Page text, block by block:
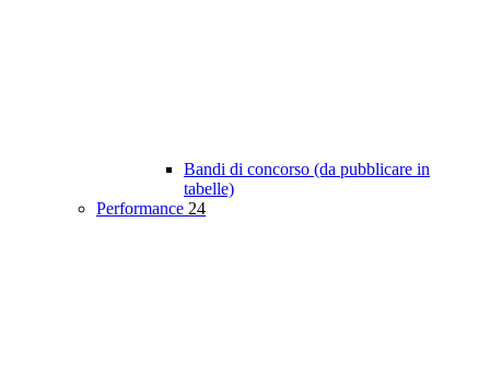
Bandi di concorso (da pubblicare in
tabelle)
Performance 24